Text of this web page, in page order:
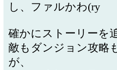
し、ファルかわ(ry
確かにストーリーを
敵もダンジョン攻略
が、